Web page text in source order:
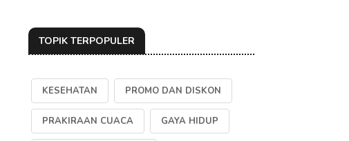
TOPIK TERPOPULER
KESEHATAN PROMO DAN DISKON
PRAKIRAAN CUACA GAYA HIDUP